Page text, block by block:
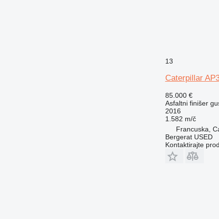
13
Caterpillar
85.000 €
Asfaltni finišer
2016
1.582 m/č
Francuska,
Bergerat USED
Kontaktirajte